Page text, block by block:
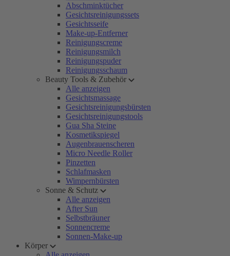
Abschminktücher
Gesichtsreinigungssets
Gesichtsseife
Make-up-Entferner
Reinigungscreme
Reinigungsmilch
Reinigungspuder
Reinigungsschaum
Beauty Tools & Zubehör
Alle anzeigen
Gesichtsmassage
Gesichtsreinigungsbürsten
Gesichtsreinigungstools
Gua Sha Steine
Kosmetikspiegel
Augenbrauenscheren
Micro Needle Roller
Pinzetten
Schlafmasken
Wimpernbürsten
Sonne & Schutz
Alle anzeigen
After Sun
Selbstbräuner
Sonnencreme
Sonnen-Make-up
Körper